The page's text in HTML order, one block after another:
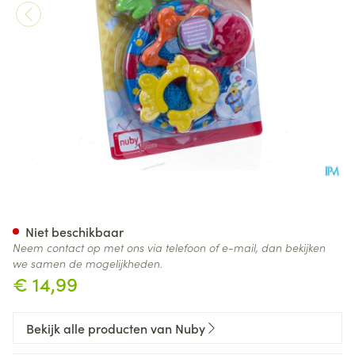
€ 14,99
Niet beschikbaar
Neem contact op met ons via telefoon of e-mail, dan bekijken
we samen de mogelijkheden.
Bekijk alle producten van Nuby